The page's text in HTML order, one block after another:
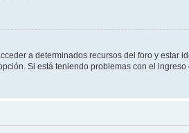
a determinados recursos del foro y estar
Si está teniendo problemas con el